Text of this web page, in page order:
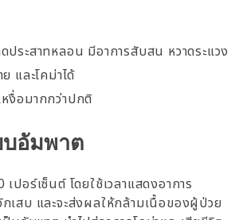
ประสาทหลอน มีอาการสับสน หวาดระแวง
และโคม่าได้
งื่อมากกว่าปกติ
อัมพาต
อร์เซ็นต์ โดยใช้เวลาแสดงอาการ
เสบ และจะส่งผลให้กล้ามเนื้อของผู้ป่วย